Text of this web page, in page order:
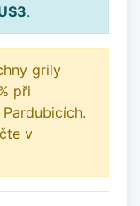
.
grily
při
v